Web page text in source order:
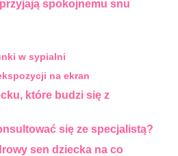
spokojnemu snu
w sypialni
na ekran
które budzi się z
się ze specjalistą?
sen dziecka na co